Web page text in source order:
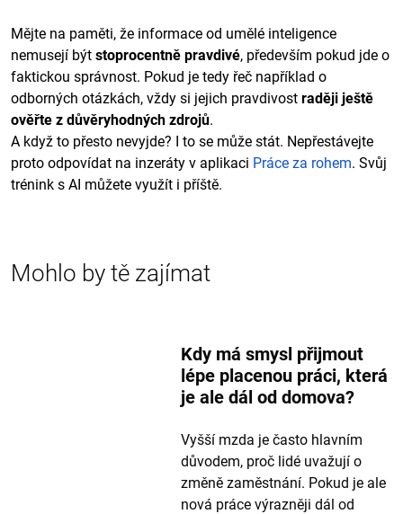
Mějte na paměti, že informace od umělé inteligence
nemusejí být stoprocentně pravdivé, především pokud jde o
faktickou správnost. Pokud je tedy řeč například o
odborných otázkách, vždy si jejich pravdivost raději ještě
ověřte z důvěryhodných zdrojů.
A když to přesto nevyjde? I to se může stát. Nepřestávejte
proto odpovídat na inzeráty v aplikaci Práce za rohem. Svůj
trénink s AI můžete využít i příště.
Mohlo by tě zajímat
Kdy má smysl přijmout
lépe placenou práci, která
je ale dál od domova?
Vyšší mzda je často hlavním
důvodem, proč lidé uvažují o
změně zaměstnání. Pokud je ale
nová práce výrazněji dál od